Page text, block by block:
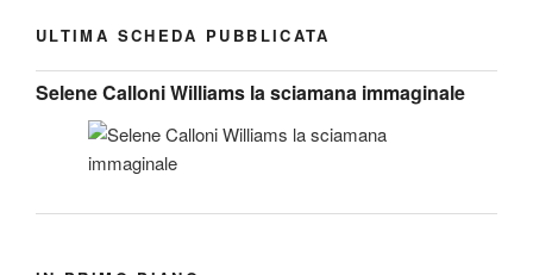
ULTIMA SCHEDA PUBBLICATA
Selene Calloni Williams la sciamana immaginale